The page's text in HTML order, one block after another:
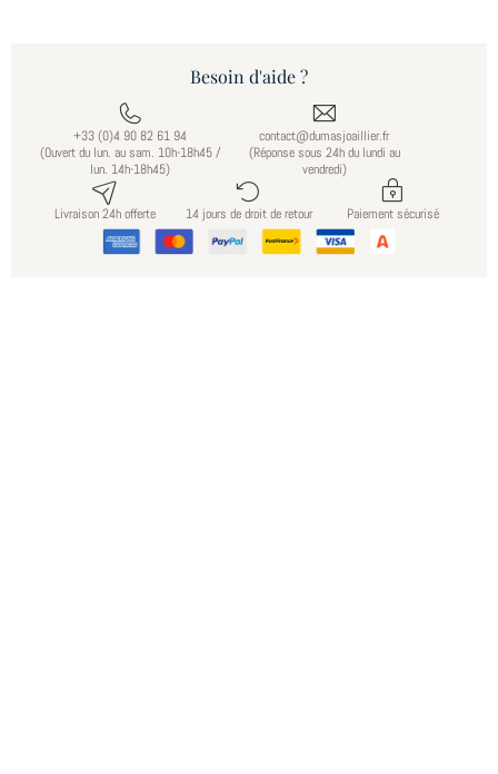
Besoin d'aide ?
+33 (0)4 90 82 61 94
(Ouvert du lun. au sam. 10h-18h45 /
lun. 14h-18h45)
contact@dumasjoaillier.fr
(Réponse sous 24h du lundi au
vendredi)
Livraison 24h offerte 14 jours de droit de retour Paiement sécurisé